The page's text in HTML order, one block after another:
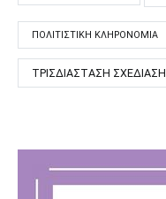
ΠΟΛΙΤΙΣΤΙΚΉ ΚΛΗΡΟΝΟΜΙΆ
ΤΡΙΣΔΙΆΣΤΑΣΗ ΣΧΕΔΊΑΣΗ